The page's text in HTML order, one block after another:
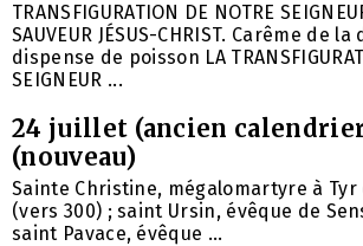
TRANSFIGURATION DE NOTRE
SAUVEUR JÉSUS-CHRIST. Carême de
dispense de poisson LA
SEIGNEUR ...
24 juillet (ancien
(nouveau)
Sainte Christine, mégalomartyre à Tyr
(vers 300) ; saint Ursin, évêque de
saint Pavace, évêque ...